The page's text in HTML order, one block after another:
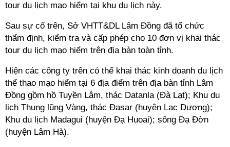
tour du lịch mạo hiểm tại khu du lịch này.
Sau sự cố trên, Sở VHTT&DL Lâm Đồng đã tổ chức
thẩm định, kiểm tra và cấp phép cho 10 đơn vị khai thác
tour du lịch mạo hiểm trên địa bàn toàn tỉnh.
Hiện các công ty trên có thể khai thác kinh doanh du lịch
thể thao mạo hiểm tại 6 địa điểm trên địa bàn tỉnh Lâm
Đồng gồm hồ Tuyền Lâm, thác Datanla (Đà Lạt); Khu du
lịch Thung lũng Vàng, thác Đasar (huyện Lạc Dương);
Khu du lịch Madagui (huyện Đạ Huoai); sông Đạ Đờn
(huyện Lâm Hà).